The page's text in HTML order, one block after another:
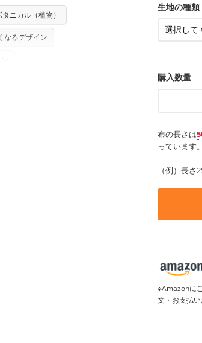
・パンツ
もっと詳
・インテ
生地の種類
購入数量
布の長さは
っています
（例）長
※Amazonに
文・お支払い
どご記載ください（50cm
いたします。
承ください）
らべるキットに付属された
転用・販売および型紙を
タニカル（植物）
なるデザイン